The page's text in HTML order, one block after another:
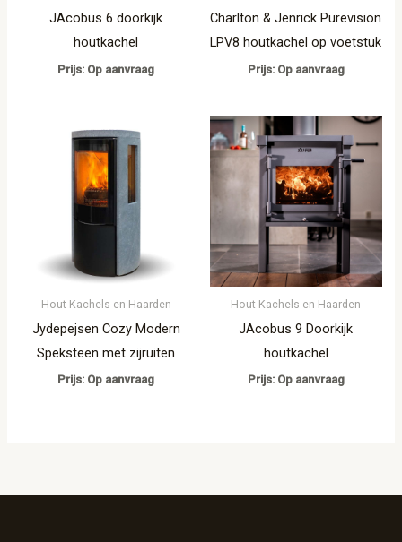
JAcobus 6 doorkijk
houtkachel
Prijs: Op aanvraag
Charlton & Jenrick Purevision
LPV8 houtkachel op voetstuk
Prijs: Op aanvraag
Hout Kachels en Haarden
Jydepejsen Cozy Modern
Speksteen met zijruiten
Prijs: Op aanvraag
Hout Kachels en Haarden
JAcobus 9 Doorkijk
houtkachel
Prijs: Op aanvraag